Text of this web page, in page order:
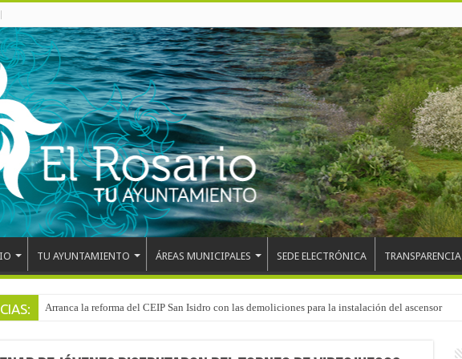
TU AYUNTAMIENTO ÁREAS MUNICIPALES SEDE ELECTRÓNICA TRANSPARENCIA
Arranca la reforma del CEIP San Isidro con las demoliciones para la instalación del ascensor
El pentacampeón del mundo, Maikel Melero, en el Freestyle Zombies de La Esperanza